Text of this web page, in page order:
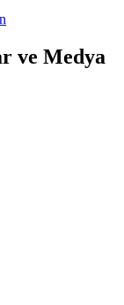
ve Medya